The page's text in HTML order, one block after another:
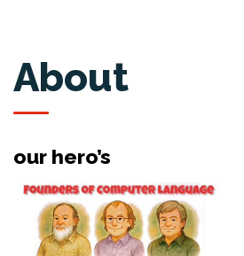
About
our hero’s